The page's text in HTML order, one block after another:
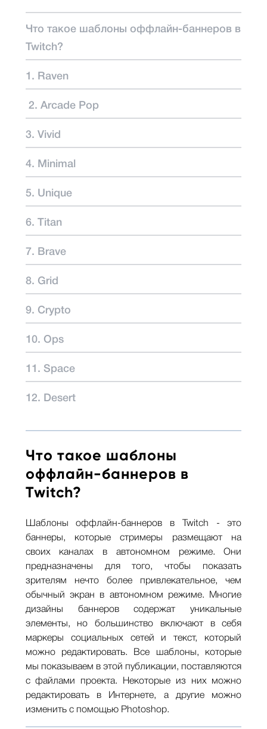
Что такое шаблоны оффлайн-баннеров в
Twitch?
1. Raven
2. Arcade Pop
3. Vivid
4. Minimal
5. Unique
6. Titan
7. Brave
8. Grid
9. Crypto
10. Ops
11. Space
12. Desert
Что такое шаблоны
оффлайн-баннеров в
Twitch?
Шаблоны оффлайн-баннеров в Twitch - это
баннеры, которые стримеры размещают на
своих каналах в автономном режиме. Они
предназначены для того, чтобы показать
зрителям нечто более привлекательное, чем
обычный экран в автономном режиме. Многие
дизайны баннеров содержат уникальные
элементы, но большинство включают в себя
маркеры социальных сетей и текст, который
можно редактировать. Все шаблоны, которые
мы показываем в этой публикации, поставляются
с файлами проекта. Некоторые из них можно
редактировать в Интернете, а другие можно
изменить с помощью Photoshop.